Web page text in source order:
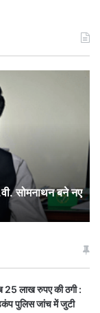
सोमनाथन बने नए
25 लाख रुपए की ठगी :
पुलिस जांच में जुटी